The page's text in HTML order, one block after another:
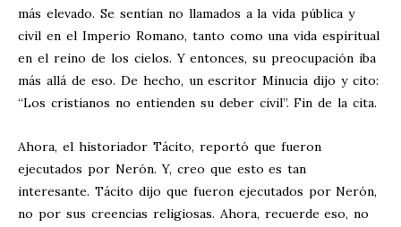
más elevado. Se sentían no llamados a la vida pública y
civil en el Imperio Romano, tanto como una vida espiritual
en el reino de los cielos. Y entonces, su preocupación iba
más allá de eso. De hecho, un escritor Minucia dijo y cito:
“Los cristianos no entienden su deber civil”. Fin de la cita.
Ahora, el historiador Tácito, reportó que fueron
ejecutados por Nerón. Y, creo que esto es tan
interesante. Tácito dijo que fueron ejecutados por Nerón,
no por sus creencias religiosas. Ahora, recuerde eso, no